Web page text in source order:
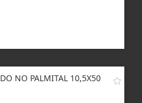
NO PALMITAL 10,5X50